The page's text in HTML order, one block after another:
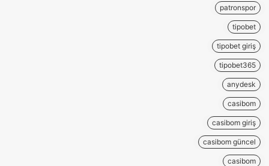
patronspor
tipobet
tipobet giriş
tipobet365
anydesk
casibom
casibom giriş
casibom güncel
casibom